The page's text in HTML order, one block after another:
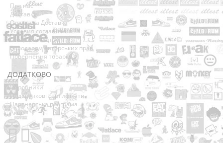
Про нас
Доставка
Оплата та Доставка
Условия соглашения
Співробітництво
Володарям авторських прав
Повернення товарів
ДОДАТКОВО
Виробники
Подарункові сертифікати
Партнерська програма
Акції